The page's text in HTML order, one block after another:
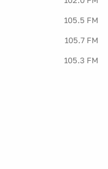
105.5 FM
105.7 FM
105.3 FM